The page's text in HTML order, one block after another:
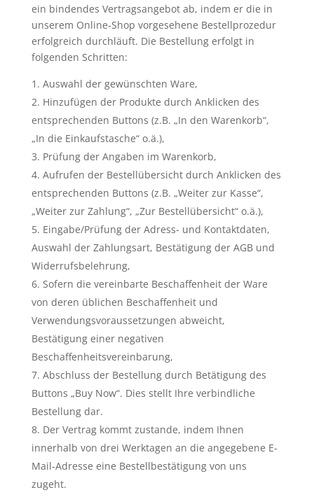
ein bindendes Vertragsangebot ab, indem er die in
unserem Online-Shop vorgesehene Bestellprozedur
erfolgreich durchläuft. Die Bestellung erfolgt in
folgenden Schritten:
Auswahl der gewünschten Ware,
Hinzufügen der Produkte durch Anklicken des
entsprechenden Buttons (z.B. „In den Warenkorb“,
„In die Einkaufstasche“ o.ä.),
Prüfung der Angaben im Warenkorb,
Aufrufen der Bestellübersicht durch Anklicken des
entsprechenden Buttons (z.B. „Weiter zur Kasse“,
„Weiter zur Zahlung“, „Zur Bestellübersicht“ o.ä.),
Eingabe/Prüfung der Adress- und Kontaktdaten,
Auswahl der Zahlungsart, Bestätigung der AGB und
Widerrufsbelehrung,
Sofern die vereinbarte Beschaffenheit der Ware
von deren üblichen Beschaffenheit und
Verwendungsvoraussetzungen abweicht,
Bestätigung einer negativen
Beschaffenheitsvereinbarung,
Abschluss der Bestellung durch Betätigung des
Buttons „Buy Now“. Dies stellt Ihre verbindliche
Bestellung dar.
Der Vertrag kommt zustande, indem Ihnen
innerhalb von drei Werktagen an die angegebene E-
Mail-Adresse eine Bestellbestätigung von uns
zugeht.